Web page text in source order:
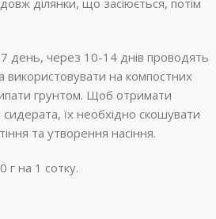
ділянки, що засіюється, потім
день, через 10-14 днів проводять
використовувати на компостних
грунтом. Щоб отримати
їх необхідно скошувати
та утворення насіння.
г на 1 сотку.